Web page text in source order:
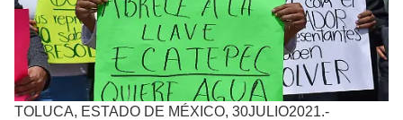
TOLUCA, ESTADO DE MÉXICO, 30JULIO2021.-